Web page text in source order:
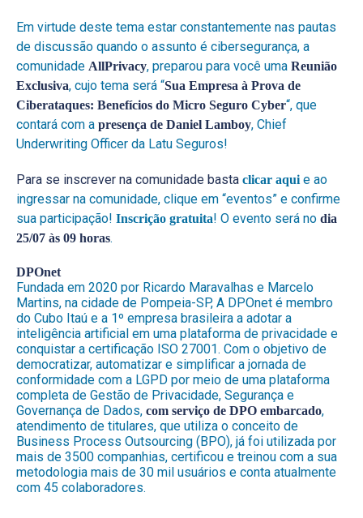
Em virtude deste tema estar constantemente nas pautas
de discussão quando o assunto é cibersegurança, a
comunidade AllPrivacy, preparou para você uma Reunião
Exclusiva, cujo tema será “Sua Empresa à Prova de
Ciberataques: Benefícios do Micro Seguro Cyber“, que
contará com a presença de Daniel Lamboy, Chief
Underwriting Officer da Latu Seguros!
Para se inscrever na comunidade basta clicar aquie ao
ingressar na comunidade, clique em “eventos” e confirme
sua participação! Inscrição gratuita! O evento será no dia
25/07 às 09 horas.
DPOnet
Fundada em 2020 por Ricardo Maravalhas e Marcelo
Martins, na cidade de Pompeia-SP, A DPOnet é membro
do Cubo Itaú e a 1º empresa brasileira a adotar a
inteligência artificial em uma plataforma de privacidade e
conquistar a certificação ISO 27001. Com o objetivo de
democratizar, automatizar e simplificar a jornada de
conformidade com a LGPD por meio de uma plataforma
completa de Gestão de Privacidade, Segurança e
Governança de Dados, com serviço de DPO embarcado,
atendimento de titulares, que utiliza o conceito de
Business Process Outsourcing (BPO), já foi utilizada por
mais de 3500 companhias, certificou e treinou com a sua
metodologia mais de 30 mil usuários e conta atualmente
com 45 colaboradores.